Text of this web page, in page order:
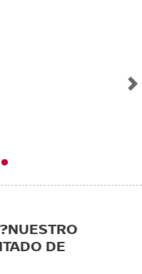
5
NUESTRO
DE